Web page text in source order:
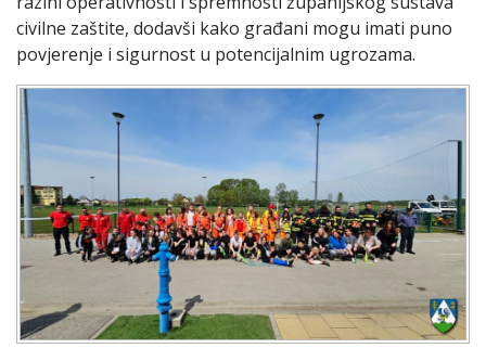
civilne zaštite, dodavši kako građani mogu imati puno
povjerenje i sigurnost u potencijalnim ugrozama.